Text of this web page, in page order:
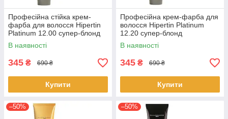
Професійна стійка крем-
фарба для волосся Hipertin
Platinum 12.00 супер-блонд
натуральний інтенсивний
60мл
В наявності
345 ₴ 690 ₴
Купити
Професійна крем-фарба для
волосся Hipertin Platinum
12.20 супер-блонд
перламутровий інтенсивний
60мл
В наявності
345 ₴ 690 ₴
Купити
–50% –50%